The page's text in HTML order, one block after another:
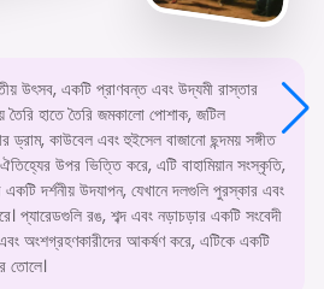
উৎসব, একটি প্রাণবন্ত এবং উদ্যমী রাস্তার
তৈরি হাতে তৈরি জমকালো পোশাক, জটিল
ড্রাম, কাউবেল এবং হুইসেল বাজানো ছন্দময় সঙ্গীত
উপর ভিত্তি করে, এটি বাহামিয়ান সংস্কৃতি,
দর্শনীয় উদযাপন, যেখানে দলগুলি পুরস্কার এবং
প্যারেডগুলি রঙ, শব্দ এবং নড়াচড়ার একটি সংবেদী
অংশগ্রহণকারীদের আকর্ষণ করে, এটিকে একটি
তোলে।